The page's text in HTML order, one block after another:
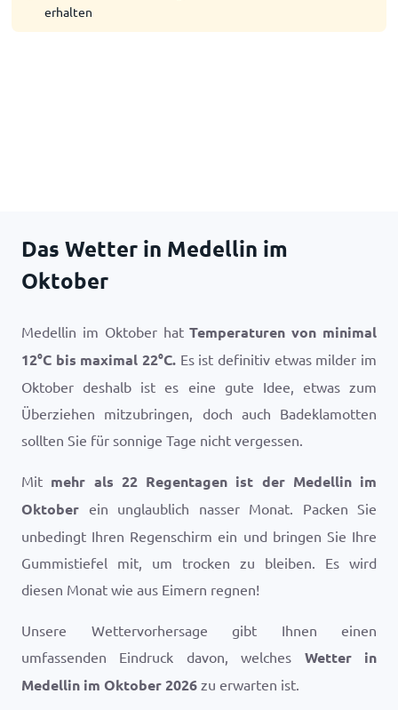
erhalten
Das Wetter in Medellin im
Oktober
Medellin im Oktober hatTemperaturen von minimal
12°C bis maximal 22°C. Es ist definitiv etwas milder im
Oktober deshalb ist es eine gute Idee, etwas zum
Überziehen mitzubringen, doch auch Badeklamotten
sollten Sie für sonnige Tage nicht vergessen.
Mit mehr als 22 Regentagen ist der Medellin im
Oktober ein unglaublich nasser Monat. Packen Sie
unbedingt Ihren Regenschirm ein und bringen Sie Ihre
Gummistiefel mit, um trocken zu bleiben. Es wird
diesen Monat wie aus Eimern regnen!
Unsere Wettervorhersage gibt Ihnen einen
umfassenden Eindruck davon, welches Wetter in
Medellin im Oktober 2026 zu erwarten ist.